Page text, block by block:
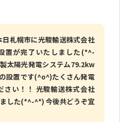
札幌市に光駿輸送株式会社
置が完了いたしました(*^-
太陽光発電システム79.2kw
設置です(^o^)たくさん発電
さい！！ 光駿輸送株式会社
した(*^-^*) 今後共どうぞ宜